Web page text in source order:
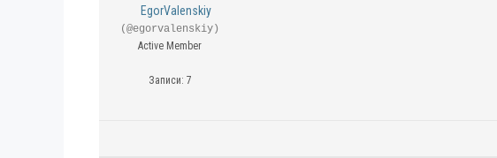
EgorValenskiy
(@egorvalenskiy)
Active Member
Записи: 7